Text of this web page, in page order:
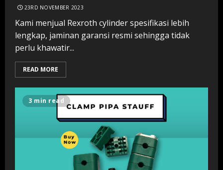
23RD NOVEMBER 2023
Kami menjual Rexroth cylinder spesifikasi lebih
lengkap, jaminan garansi resmi sehingga tidak
perlu khawatir...
READ MORE
3 min read